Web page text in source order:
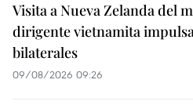
Visita a Nueva Zelanda del
dirigente vietnamita
bilaterales
09/08/2026 09:26